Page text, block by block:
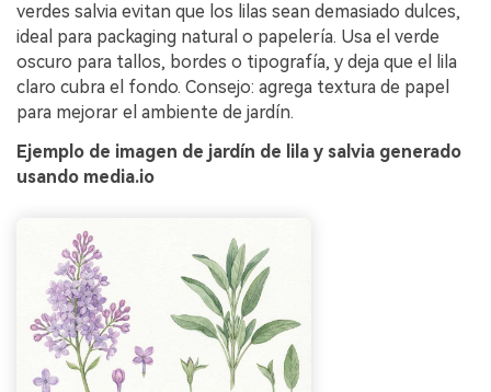
verdes salvia evitan que los lilas sean demasiado dulces,
ideal para packaging natural o papelería. Usa el verde
oscuro para tallos, bordes o tipografía, y deja que el lila
claro cubra el fondo. Consejo: agrega textura de papel
para mejorar el ambiente de jardín.
Ejemplo de imagen de jardín de lila y salvia generado
usando media.io